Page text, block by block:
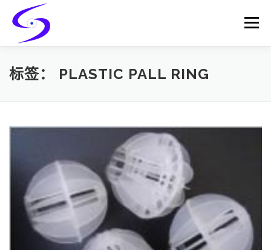
content
Menu
HOME PRODUCTS CATALYST-CARRIER
标签： PLASTIC PALL RING